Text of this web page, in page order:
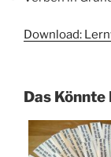
Download:
Das Könnte